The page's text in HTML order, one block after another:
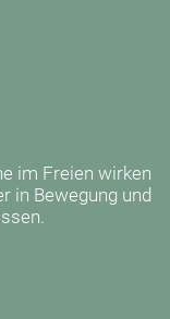
im Freien wirken
in Bewegung und